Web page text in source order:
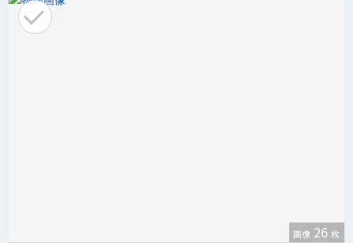
画像 26 枚